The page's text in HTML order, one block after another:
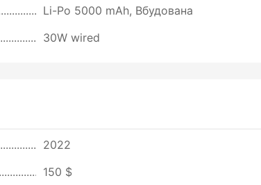
Li-Po 5000 mAh, Вбудована
30W wired
2022
150 $